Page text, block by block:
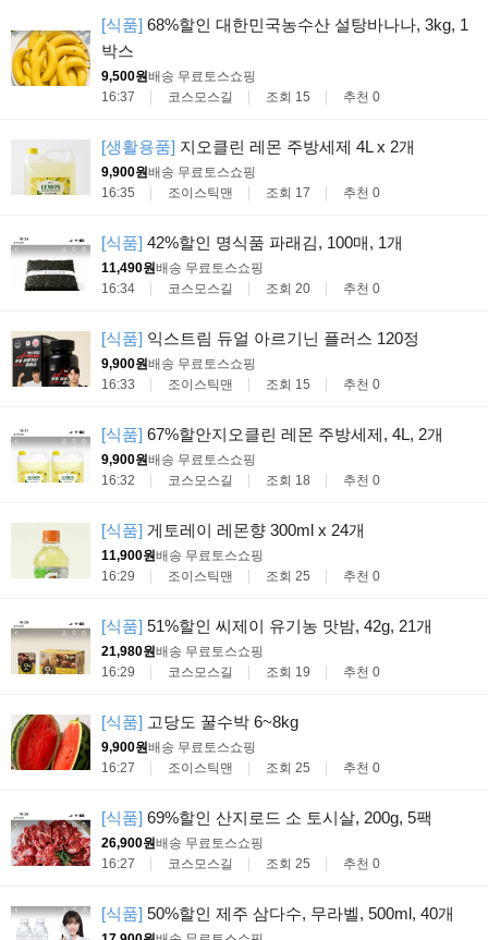
[식품] 68%할인 대한민국농수산 설탕바나나, 3kg, 1
박스
9,500원배송 무료토스쇼핑
16:37
코스모스길 조회 15 추천 0
[생활용품] 지오클린 레몬 주방세제 4L x 2개
9,900원배송 무료토스쇼핑
16:35
조이스틱맨 조회 17 추천 0
[식품] 42%할인 명식품 파래김, 100매, 1개
11,490원배송 무료토스쇼핑
16:34
코스모스길 조회 20 추천 0
[식품] 익스트림 듀얼 아르기닌 플러스 120정
9,900원배송 무료토스쇼핑
16:33
조이스틱맨 조회 15 추천 0
[식품] 67%할안지오클린 레몬 주방세제, 4L, 2개
9,900원배송 무료토스쇼핑
16:32
코스모스길 조회 18 추천 0
[식품] 게토레이 레몬향 300ml x 24개
11,900원배송 무료토스쇼핑
16:29
조이스틱맨 조회 25 추천 0
[식품] 51%할인 씨제이 유기농 맛밤, 42g, 21개
21,980원배송 무료토스쇼핑
16:29
코스모스길 조회 19 추천 0
[식품] 고당도 꿀수박 6~8kg
9,900원배송 무료토스쇼핑
16:27
조이스틱맨 조회 25 추천 0
[식품] 69%할인 산지로드 소 토시살, 200g, 5팩
26,900원배송 무료토스쇼핑
16:27
코스모스길 조회 25 추천 0
[식품] 50%할인 제주 삼다수, 무라벨, 500ml, 40개